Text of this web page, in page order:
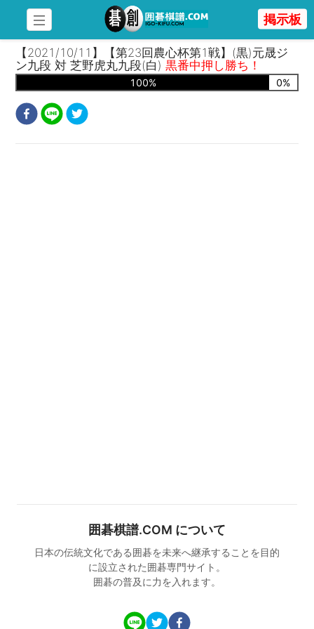
掲示板
【2021/10/11】【第23回農心杯第1戦】(黒)元晟ジ
ン九段 対 芝野虎丸九段(白)黒番中押し勝ち！
100% 0%
囲碁棋譜.COM について
日本の伝統文化である囲碁を未来へ継承することを目的
に設立された囲碁専門サイト。
囲碁の普及に力を入れます。